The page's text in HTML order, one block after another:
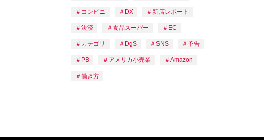
コンビニ DX 新店レポート
決済 食品スーパー EC
カテゴリ DgS SNS 予告
PB アメリカ小売業 Amazon
働き方